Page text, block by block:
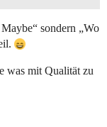
sondern „Wo
was mit Qualität zu